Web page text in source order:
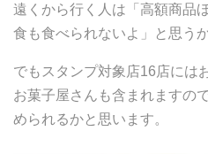
遠くから行く人は「高額商品
食も食べられないよ」と思う
でもスタンプ対象店16店には
お菓子屋さんも含まれますの
められるかと思います。